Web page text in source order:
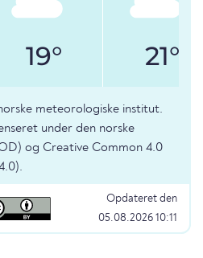
19° 21°
meteorologiske institut.
under den norske
og Creative Common 4.0
Opdateret den
05.08.2026 10:11